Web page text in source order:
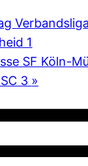
1
SF Köln-
3 »